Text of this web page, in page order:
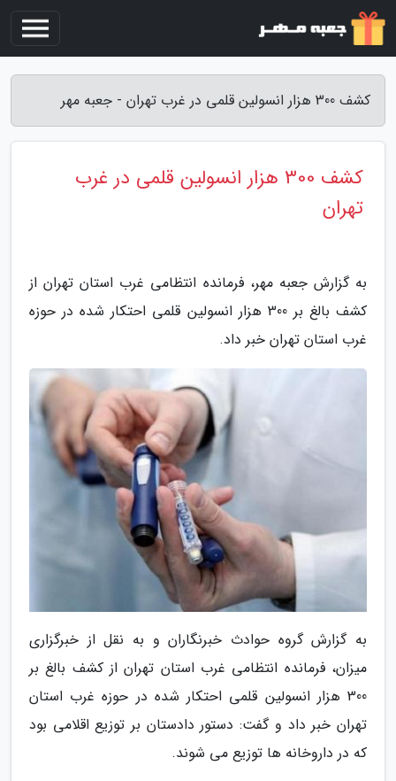
کشف 300 هزار انسولین قلمی در غرب تهران - جعبه مهر
کشف 300 هزار انسولین قلمی در غرب
تهران
به گزارش جعبه مهر، فرمانده انتظامی غرب استان تهران از
کشف بالغ بر 300 هزار انسولین قلمی احتکار شده در حوزه
غرب استان تهران خبر داد.
به گزارش گروه حوادث خبرنگاران و به نقل از خبرگزاری
میزان، فرمانده انتظامی غرب استان تهران از کشف بالغ بر
300 هزار انسولین قلمی احتکار شده در حوزه غرب استان
تهران خبر داد و گفت: دستور دادستان بر توزیع اقلامی بود
که در داروخانه ها توزیع می شوند.